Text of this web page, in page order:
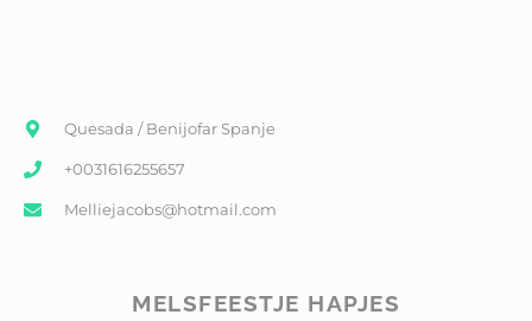
Quesada / Benijofar Spanje
+0031616255657
Melliejacobs@hotmail.com
MELSFEESTJE HAPJES